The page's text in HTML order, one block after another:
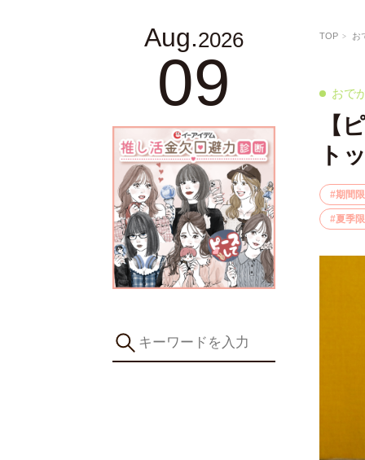
Aug.2026
09
TOP お
おで
【
ト
期間
夏季